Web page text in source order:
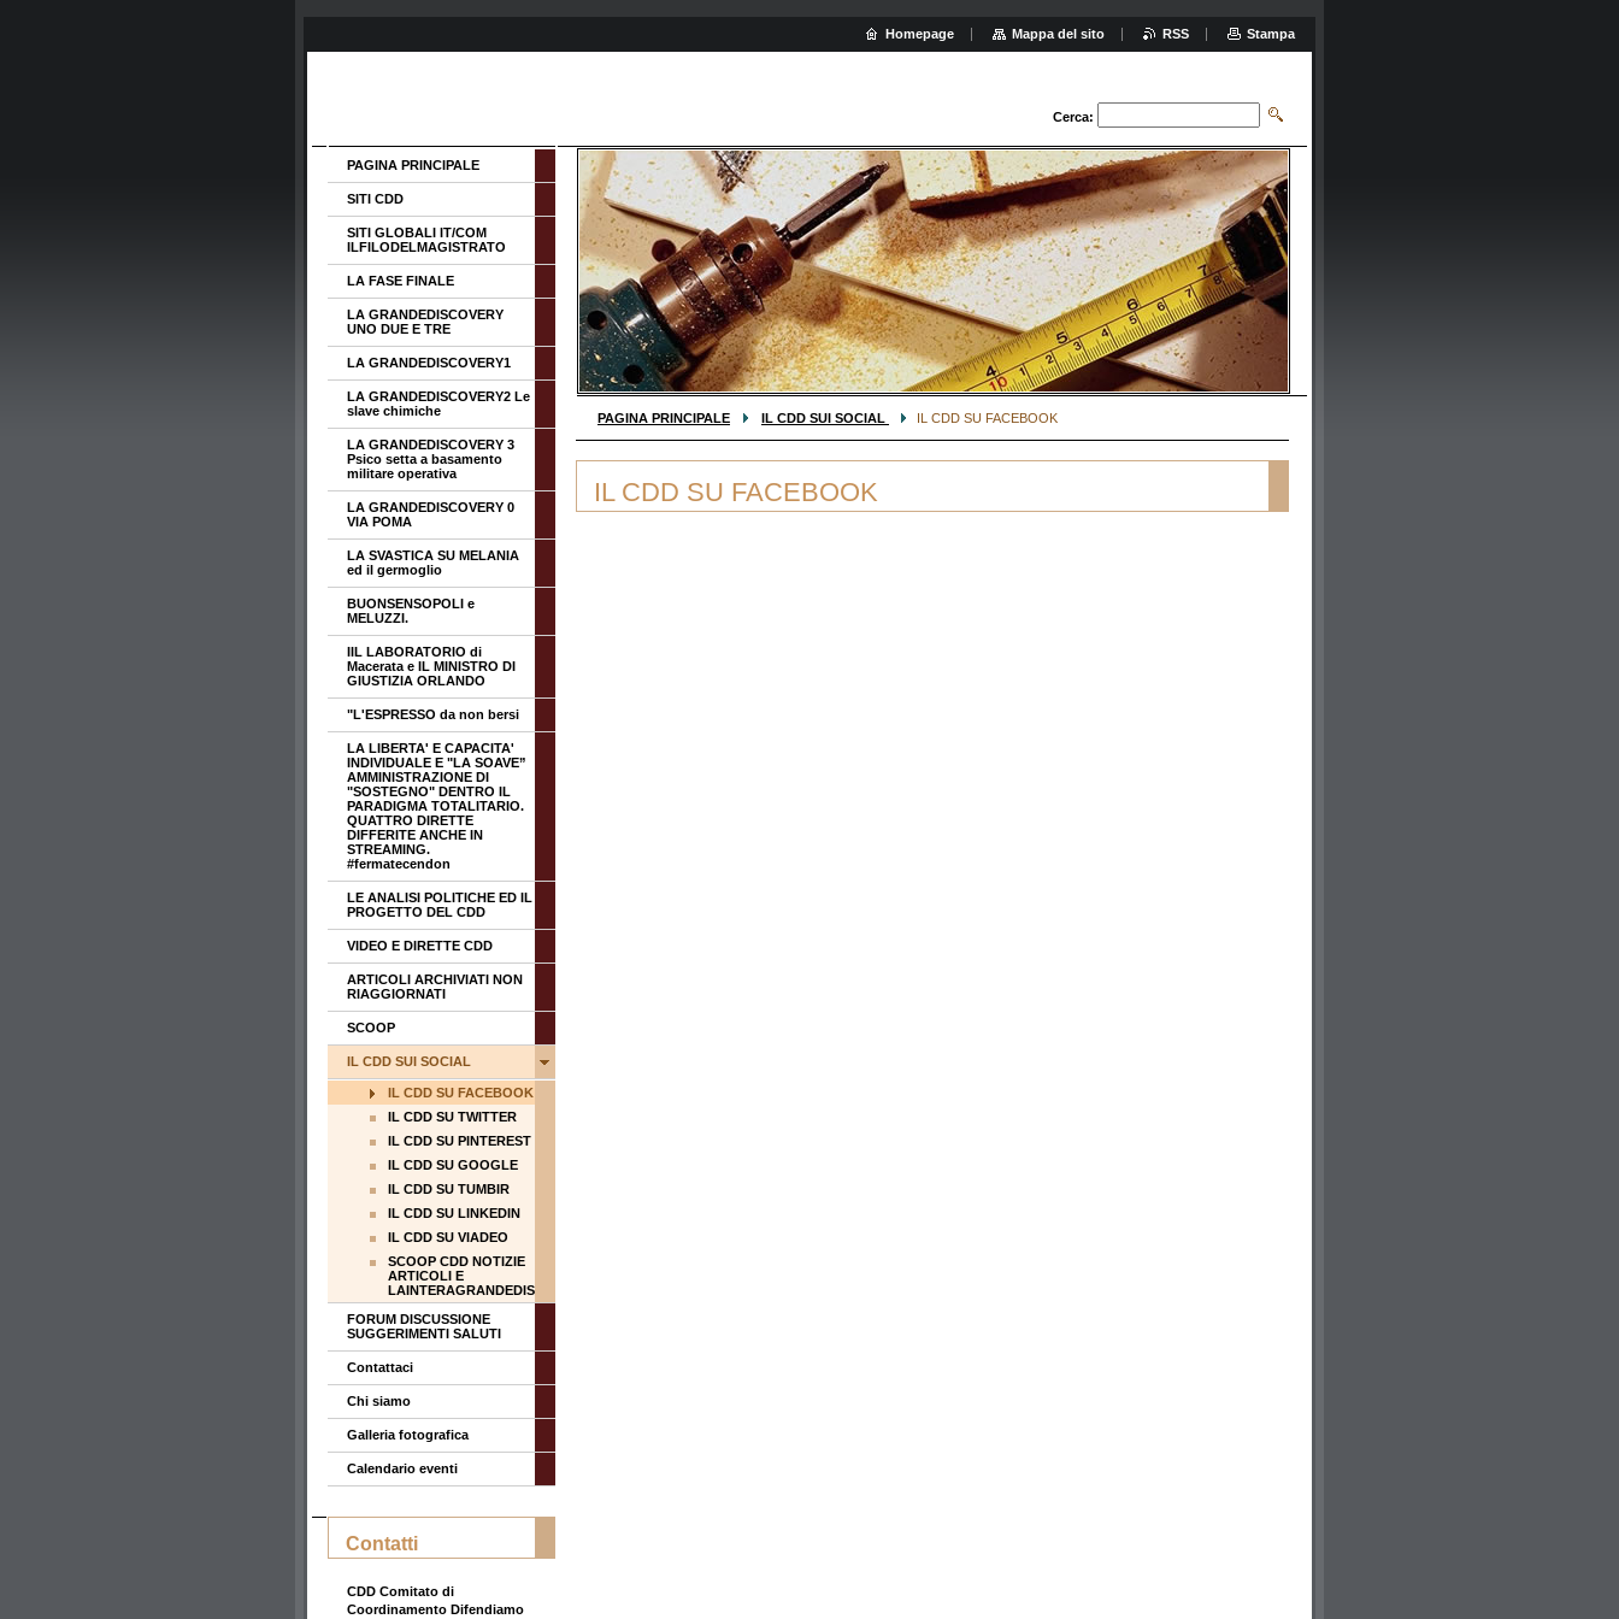
Cerca:
PAGINA PRINCIPALE IL CDD SUI SOCIAL IL CDD SU FACEBOOK
IL CDD SU FACEBOOK
PAGINA PRINCIPALE
SITI CDD
SITI GLOBALI IT/COM
ILFILODELMAGISTRATO
LA FASE FINALE
LA GRANDEDISCOVERY
UNO DUE E TRE
LA GRANDEDISCOVERY1
LA GRANDEDISCOVERY2 Le
slave chimiche
LA GRANDEDISCOVERY 3
Psico setta a basamento
militare operativa
LA GRANDEDISCOVERY 0
VIA POMA
LA SVASTICA SU MELANIA
ed il germoglio
BUONSENSOPOLI e
MELUZZI.
IIL LABORATORIO di
Macerata e IL MINISTRO DI
GIUSTIZIA ORLANDO
"L'ESPRESSO da non bersi
LA LIBERTA' E CAPACITA'
INDIVIDUALE E "LA SOAVE”
AMMINISTRAZIONE DI
"SOSTEGNO" DENTRO IL
PARADIGMA TOTALITARIO.
QUATTRO DIRETTE
DIFFERITE ANCHE IN
STREAMING.
#fermatecendon
LE ANALISI POLITICHE ED IL
PROGETTO DEL CDD
VIDEO E DIRETTE CDD
ARTICOLI ARCHIVIATI NON
RIAGGIORNATI
SCOOP
IL CDD SUI SOCIAL
IL CDD SU FACEBOOK
IL CDD SU TWITTER
IL CDD SU PINTEREST
IL CDD SU GOOGLE
IL CDD SU TUMBIR
IL CDD SU LINKEDIN
IL CDD SU VIADEO
SCOOP CDD NOTIZIE
ARTICOLI E
LAINTERAGRANDEDISCOVERY
FORUM DISCUSSIONE
SUGGERIMENTI SALUTI
Contattaci
Chi siamo
Galleria fotografica
Calendario eventi
Contatti
CDD Comitato di
Coordinamento Difendiamo
Homepage Mappa del sito RSS Stampa